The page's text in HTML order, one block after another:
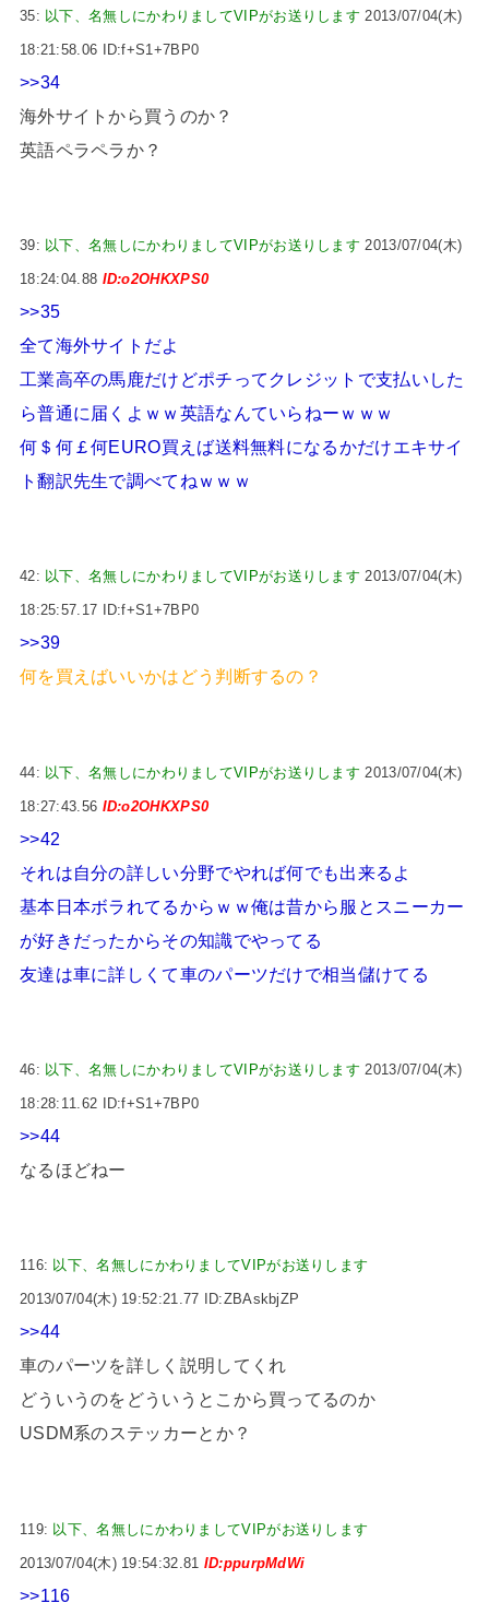
35: 以下、名無しにかわりましてVIPがお送りします 2013/07/04(木)
18:21:58.06 ID:f+S1+7BP0
>>34
海外サイトから買うのか？
英語ペラペラか？
39: 以下、名無しにかわりましてVIPがお送りします 2013/07/04(木)
18:24:04.88 ID:o2OHKXPS0
>>35
全て海外サイトだよ
工業高卒の馬鹿だけどポチってクレジットで支払いした
ら普通に届くよｗｗ英語なんていらねーｗｗｗ
何＄何￡何EURO買えば送料無料になるかだけエキサイ
ト翻訳先生で調べてねｗｗｗ
42: 以下、名無しにかわりましてVIPがお送りします 2013/07/04(木)
18:25:57.17 ID:f+S1+7BP0
>>39
何を買えばいいかはどう判断するの？
44: 以下、名無しにかわりましてVIPがお送りします 2013/07/04(木)
18:27:43.56 ID:o2OHKXPS0
>>42
それは自分の詳しい分野でやれば何でも出来るよ
基本日本ボラれてるからｗｗ俺は昔から服とスニーカー
が好きだったからその知識でやってる
友達は車に詳しくて車のパーツだけで相当儲けてる
46: 以下、名無しにかわりましてVIPがお送りします 2013/07/04(木)
18:28:11.62 ID:f+S1+7BP0
>>44
なるほどねー
116: 以下、名無しにかわりましてVIPがお送りします
2013/07/04(木) 19:52:21.77 ID:ZBAskbjZP
>>44
車のパーツを詳しく説明してくれ
どういうのをどういうとこから買ってるのか
USDM系のステッカーとか？
119: 以下、名無しにかわりましてVIPがお送りします
2013/07/04(木) 19:54:32.81 ID:ppurpMdWi
>>116